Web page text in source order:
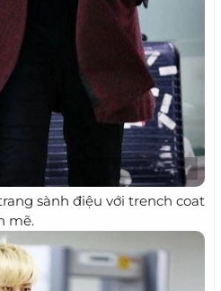
sành điệu với trench coat
mẽ.